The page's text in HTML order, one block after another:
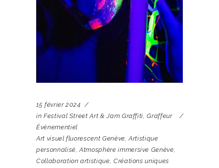
15 février 2024
in Festival Street Art & Jam Graffiti,Graffeur
Évènementiel
Art visuel fluorescent Genève,Artistique
personnalisé,Atmosphère immersive Genève,
Collaboration artistique, Créations uniques